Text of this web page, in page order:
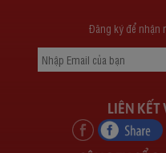
Đăng ký để nhận
LIÊN KẾT